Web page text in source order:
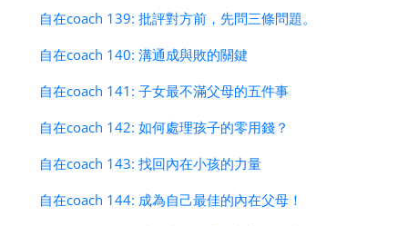
自在coach 139: 批評對方前，先問三條問題。
自在coach 140: 溝通成與敗的關鍵
自在coach 141: 子女最不滿父母的五件事
自在coach 142: 如何處理孩子的零用錢？
自在coach 143: 找回內在小孩的力量
自在coach 144: 成為自己最佳的內在父母！